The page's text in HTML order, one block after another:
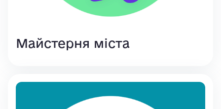
Майстерня міста